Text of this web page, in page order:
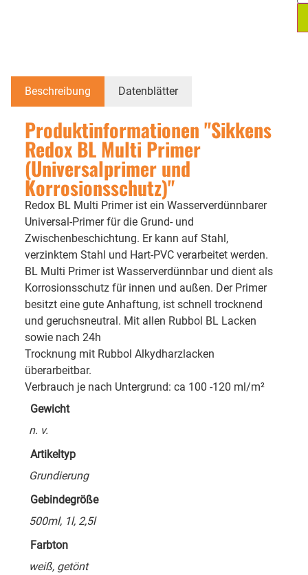
Beschreibung Datenblätter
Produktinformationen "Sikkens
Redox BL Multi Primer
(Universalprimer und
Korrosionsschutz)"
Redox BL Multi Primer ist ein Wasserverdünnbarer
Universal-Primer für die Grund- und
Zwischenbeschichtung. Er kann auf Stahl,
verzinktem Stahl und Hart-PVC verarbeitet werden.
BL Multi Primer ist Wasserverdünnbar und dient als
Korrosionsschutz für innen und außen. Der Primer
besitzt eine gute Anhaftung, ist schnell trocknend
und geruchsneutral. Mit allen Rubbol BL Lacken
sowie nach 24h
Trocknung mit Rubbol Alkydharzlacken
überarbeitbar.
Verbrauch je nach Untergrund: ca 100 -120 ml/m²
Gewicht
n. v.
Artikeltyp
Grundierung
Gebindegröße
500ml, 1l, 2,5l
Farbton
weiß, getönt